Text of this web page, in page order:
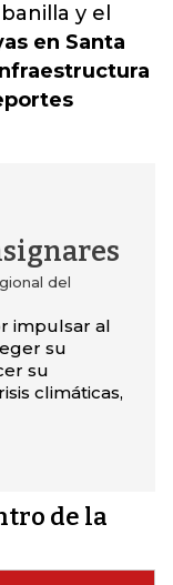
y el
en Santa
del
impulsar al
su
su
climáticas,
de la